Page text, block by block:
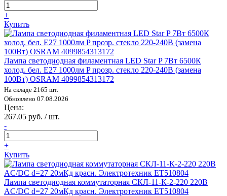
+
Купить
Лампа светодиодная филаментная LED Star P 7Вт 6500К
холод. бел. E27 1000лм P прозр. стекло 220-240В (замена
100Вт) OSRAM 4099854313172
На складе 2165 шт.
Обновлено 07.08.2026
Цена:
267.05 руб. / шт.
-
+
Купить
Лампа светодиодная коммутаторная СКЛ-11-К-2-220 220В
AC/DC d=27 20мКд красн. Электротехник ET510804